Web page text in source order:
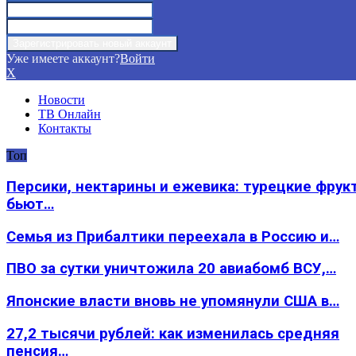
Уже имеете аккаунт?Войти
X
Новости
ТВ Онлайн
Контакты
Топ
Персики, нектарины и ежевика: турецкие
бьют…
Семья из Прибалтики переехала в Россию и…
ПВО за сутки уничтожила 20 авиабомб ВСУ,…
Японские власти вновь не упомянули США в…
27,2 тысячи рублей: как изменилась средняя
пенсия…